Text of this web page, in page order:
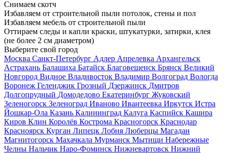
Снимаем скотч
Избавляем от строительной пыли потолок, стены и пол
Избавляем мебель от строительной пыли
Оттираем следы и капли краски, штукатурки, затирки, клея
(не более 2 см диаметром)
Выберите свой город
Москва Санкт-Петербург Адлер Апрелевка Архангельск
Астрахань Балашиха Батайск Благовещенск Брянск Великий
Новгород Видное Владивосток Владимир Волгоград Вологда
Воронеж Геленджик Грозный Дзержинск Дмитров
Долгопрудный Домодедово Екатеринбург Жуковский
Зеленогорск Зеленоград Иваново Ивантеевка Иркутск Истра
Йошкар-Ола Казань Калининград Калуга Каспийск Кашира
Киров Клин Королёв Кострома Красногорск Краснодар
Красноярск Курган Липецк Лобня Люберцы Магадан
Магнитогорск Махачкала Мурманск Мытищи Набережные
Челны Нальчик Наро-Фоминск Нижневартовск Нижний